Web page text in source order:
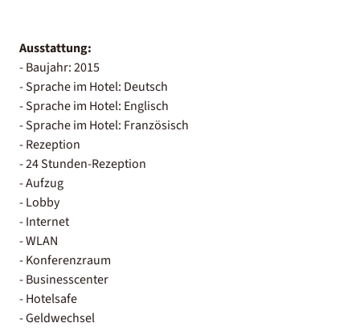
Ausstattung:
- Baujahr: 2015
- Sprache im Hotel: Deutsch
- Sprache im Hotel: Englisch
- Sprache im Hotel: Französisch
- Rezeption
- 24 Stunden-Rezeption
- Aufzug
- Lobby
- Internet
- WLAN
- Konferenzraum
- Businesscenter
- Hotelsafe
- Geldwechsel